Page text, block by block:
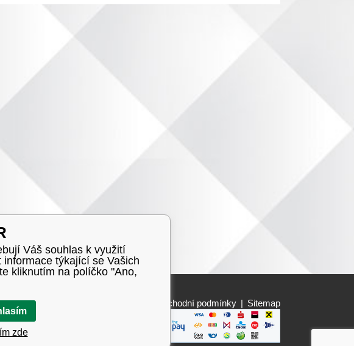
Obchodní podmínky | Sitemap
Váš souhlas k využití
týkající se Vašich
kliknutím na políčko "Ano,
zde